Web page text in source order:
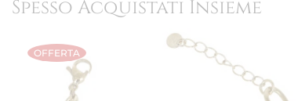
Spesso Acquistati Insieme
OFFERTA